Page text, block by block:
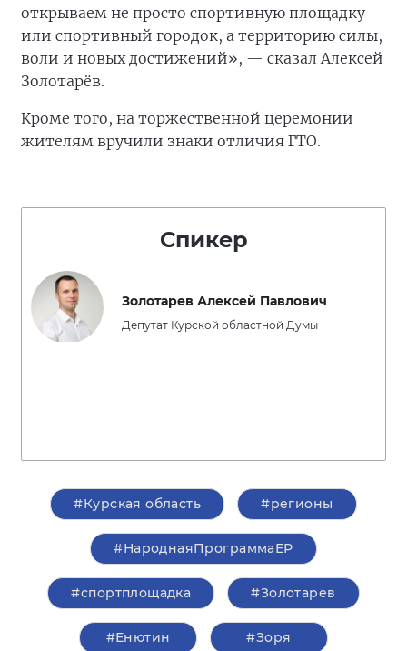
открываем не просто спортивную площадку
или спортивный городок, а территорию силы,
воли и новых достижений», — сказал Алексей
Золотарёв.
Кроме того, на торжественной церемонии
жителям вручили знаки отличия ГТО.
Спикер
Золотарев Алексей Павлович
Депутат Курской областной Думы
#Курская область #регионы
#НароднаяПрограммаЕР
#спортплощадка #Золотарев
#Енютин #Зоря